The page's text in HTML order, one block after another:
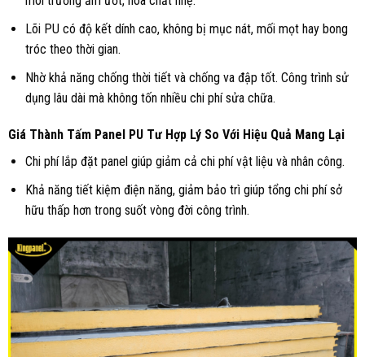
Lõi PU có độ kết dính cao, không bị mục nát, mối mọt hay bong
tróc theo thời gian.
Nhờ khả năng chống thời tiết và chống va đập tốt. Công trình sử
dụng lâu dài mà không tốn nhiều chi phí sửa chữa.
Giá Thành Tấm Panel PU Tư Hợp Lý So Với Hiệu Quả Mang Lại
Chi phí lắp đặt panel giúp giảm cả chi phí vật liệu và nhân công.
Khả năng tiết kiệm điện năng, giảm bảo trì giúp tổng chi phí sở
hữu thấp hơn trong suốt vòng đời công trình.